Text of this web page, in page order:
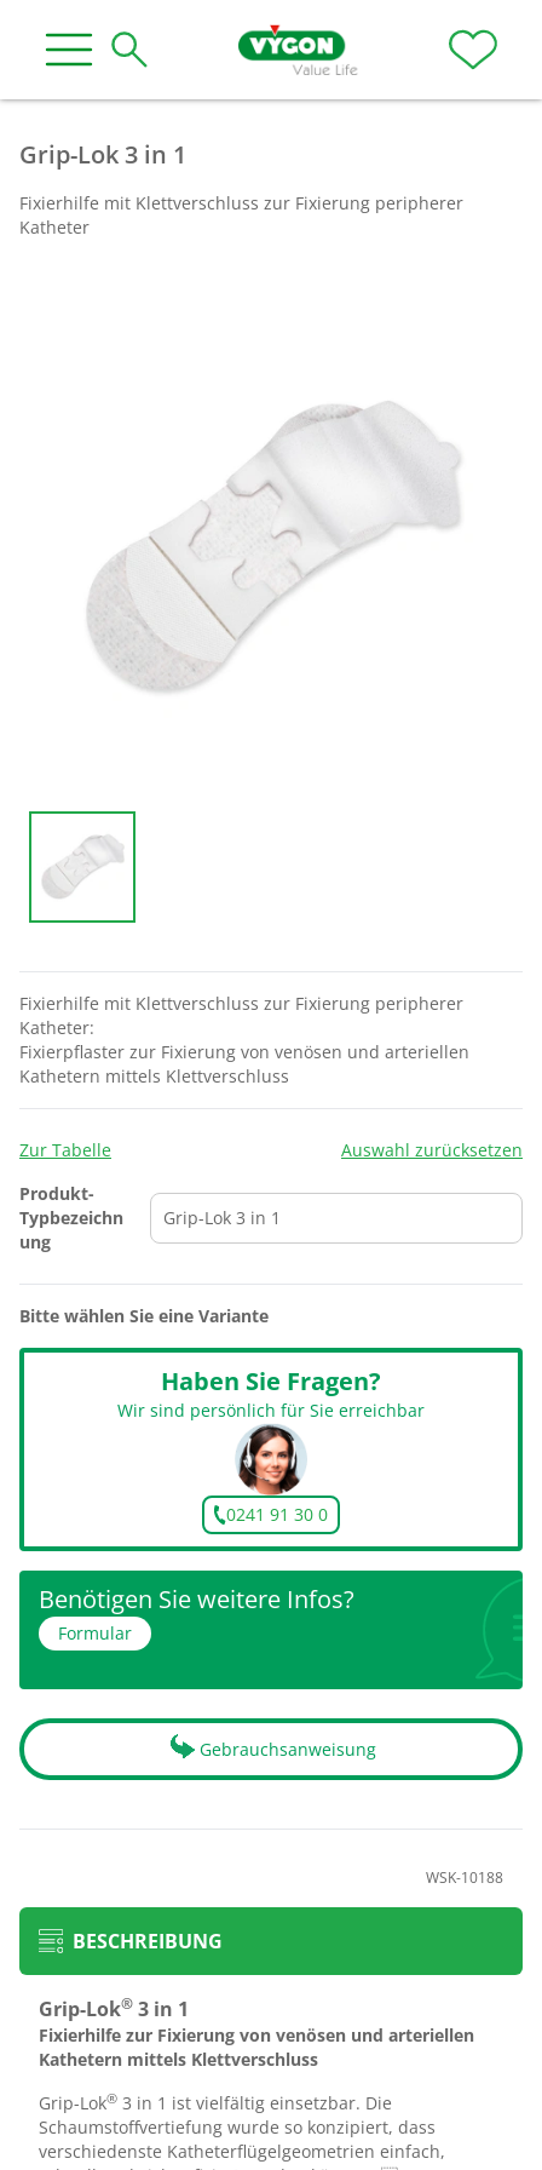
Grip-Lok 3 in 1
Fixierhilfe mit Klettverschluss zur Fixierung peripherer
Katheter
Fixierhilfe mit Klettverschluss zur Fixierung peripherer
Katheter:
Fixierpflaster zur Fixierung von venösen und arteriellen
Kathetern mittels Klettverschluss
Zur Tabelle
Auswahl zurücksetzen
Produkt-
Typbezeichn
ung
Bitte wählen Sie eine Variante
Haben Sie Fragen?
Wir sind persönlich für Sie erreichbar
0241 91 30 0
Benötigen Sie weitere Infos?
Formular
Gebrauchsanweisung
WSK-10188
BESCHREIBUNG
Grip-Lok® 3 in 1
Fixierhilfe zur Fixierung von venösen und arteriellen
Kathetern mittels Klettverschluss
Grip-Lok® 3 in 1 ist vielfältig einsetzbar. Die
Schaumstoffvertiefung wurde so konzipiert, dass
verschiedenste Katheterflügelgeometrien einfach,